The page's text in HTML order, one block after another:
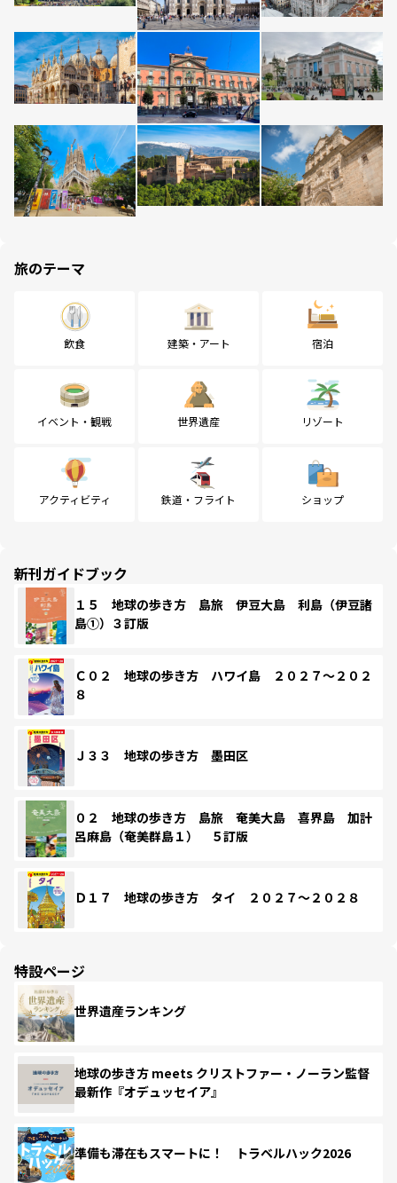
旅のテーマ
飲食 建築・アート 宿泊
イベント・観戦 世界遺産 リゾート
アクティビティ 鉄道・フライト ショップ
新刊ガイドブック
１５ 地球の歩き方 島旅 伊豆大島 利島（伊豆諸
島①）３訂版
Ｃ０２ 地球の歩き方 ハワイ島 ２０２７～２０２
８
Ｊ３３ 地球の歩き方 墨田区
０２ 地球の歩き方 島旅 奄美大島 喜界島 加計
呂麻島（奄美群島１） ５訂版
Ｄ１７ 地球の歩き方 タイ ２０２７～２０２８
特設ページ
世界遺産ランキング
地球の歩き方 meets クリストファー・ノーラン監督
最新作『オデュッセイア』
準備も滞在もスマートに！ トラベルハック2026